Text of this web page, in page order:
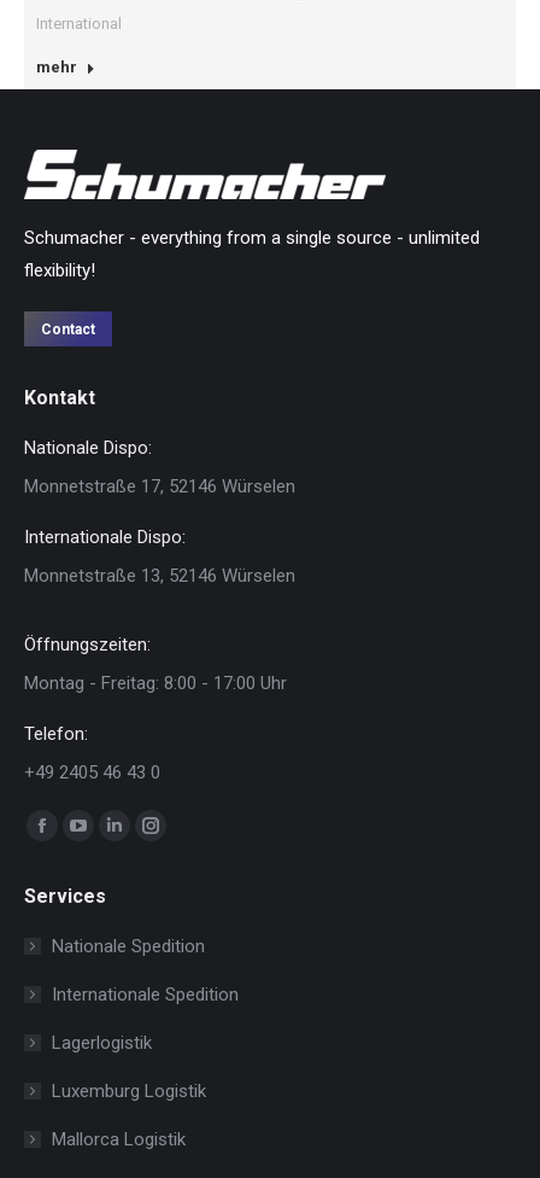
International
mehr
Schumacher - everything from a single source - unlimited
flexibility!
Contact
Kontakt
Nationale Dispo:
Monnetstraße 17, 52146 Würselen
Internationale Dispo:
Monnetstraße 13, 52146 Würselen
Öffnungszeiten:
Montag - Freitag: 8:00 - 17:00 Uhr
Telefon:
+49 2405 46 43 0
Finden Sie uns auf:
opens
in
window
YouTube
opens
in
window
Linkedin
in
window
Instagram
window
Services
Nationale Spedition
Internationale Spedition
Lagerlogistik
Luxemburg Logistik
Mallorca Logistik